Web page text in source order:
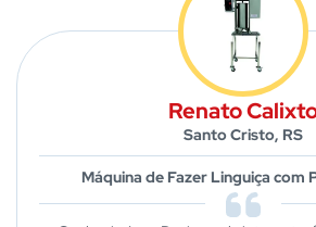
Renato
Santo Cristo, RS
Máquina de Fazer Linguiça com